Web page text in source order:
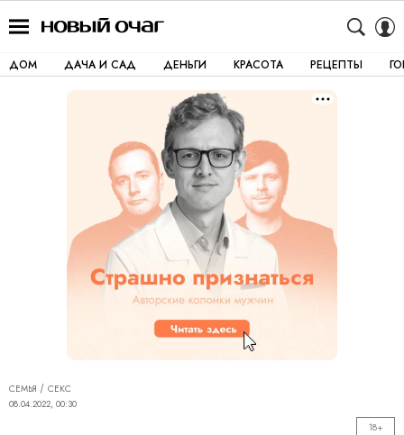
ДОМ ДАЧА И САД ДЕНЬГИ КРАСОТА РЕЦЕПТЫ
СЕМЬЯ
СЕКС
08.04.2022, 00:30
18+